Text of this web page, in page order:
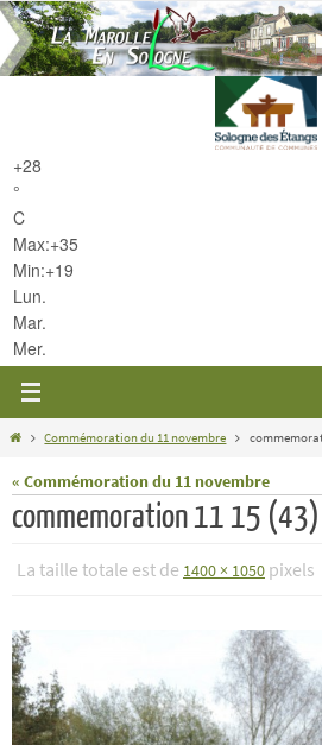
Passer
vers
le
+28
°
C
Max:+35
Min:+19
Lun.
Mar.
Mer.
HomeCommémoration du 11 novembre
« Commémoration du 11 novembre
commemoration 11 15 (43)
La taille totale est de 1400 × 1050 pixels